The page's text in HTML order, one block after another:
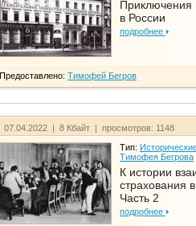
Приключения
в России
подробнее
Предоставлено: Тимофей Бегров
07.04.2022 | 8 Кбайт | просмотров: 1148
Тип:
Тимофея Бегрова
К истории
страхования
Часть 2
подробнее